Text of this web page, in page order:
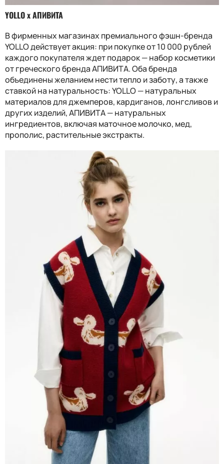
YOLLO x АПИВИТА
В фирменных магазинах премиального фэшн-бренда
YOLLO действует акция: при покупке от 10 000 рублей
каждого покупателя ждет подарок — набор косметики
от греческого бренда АПИВИТА. Оба бренда
объединены желанием нести тепло и заботу, а также
ставкой на натуральность: YOLLO — натуральных
материалов для джемперов, кардиганов, лонгсливов и
других изделий, АПИВИТА — натуральных
ингредиентов, включая маточное молочко, мед,
прополис, растительные экстракты.